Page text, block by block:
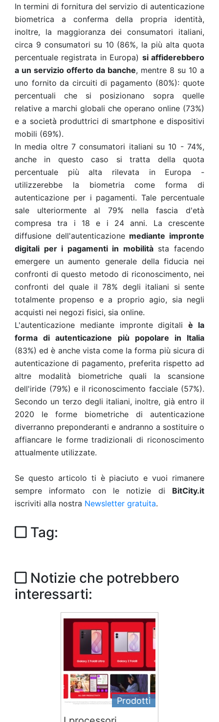
In termini di fornitura del servizio di autenticazione
biometrica a conferma della propria identità,
inoltre, la maggioranza dei consumatori italiani,
circa 9 consumatori su 10 (86%, la più alta quota
percentuale registrata in Europa) si affiderebbero
a un servizio offerto da banche, mentre 8 su 10 a
uno fornito da circuiti di pagamento (80%): quote
percentuali che si posizionano sopra quelle
relative a marchi globali che operano online (73%)
e a società produttrici di smartphone e dispositivi
mobili (69%).
In media oltre 7 consumatori italiani su 10 - 74%,
anche in questo caso si tratta della quota
percentuale più alta rilevata in Europa -
utilizzerebbe la biometria come forma di
autenticazione per i pagamenti. Tale percentuale
sale ulteriormente al 79% nella fascia d'età
compresa tra i 18 e i 24 anni. La crescente
diffusione dell'autenticazione mediante impronte
digitali per i pagamenti in mobilitàsta facendo
emergere un aumento generale della fiducia nei
confronti di questo metodo di riconoscimento, nei
confronti del quale il 78% degli italiani si sente
totalmente propenso e a proprio agio, sia negli
acquisti nei negozi fisici, sia online.
L'autenticazione mediante impronte digitaliè la
forma di autenticazione più popolare in Italia
(83%) ed è anche vista come la forma più sicura di
autenticazione di pagamento, preferita rispetto ad
altre modalità biometriche quali la scansione
dell'iride (79%) e il riconoscimento facciale (57%).
Secondo un terzo degli italiani, inoltre, già entro il
2020 le forme biometriche di autenticazione
diverranno preponderanti e andranno a sostituire o
affiancare le forme tradizionali di riconoscimento
attualmente utilizzate.
Se questo articolo ti è piaciuto e vuoi rimanere
sempre informato con le notizie di BitCity.it
iscriviti alla nostra Newsletter gratuita.
Tag:
Notizie che potrebbero
interessarti:
Prodotti